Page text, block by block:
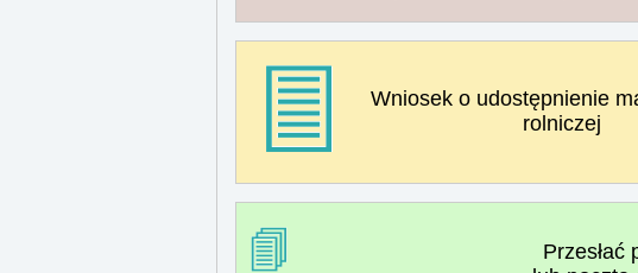
Wniosek o udostępnienie
rolniczej
Przesłać